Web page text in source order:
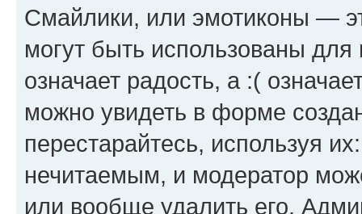
Смайлики, или эмотиконы —
могут быть использованы
означает радость, а :(
можно увидеть в форме
перестарайтесь, используя
нечитаемым, и модератор
или вообще удалить его.